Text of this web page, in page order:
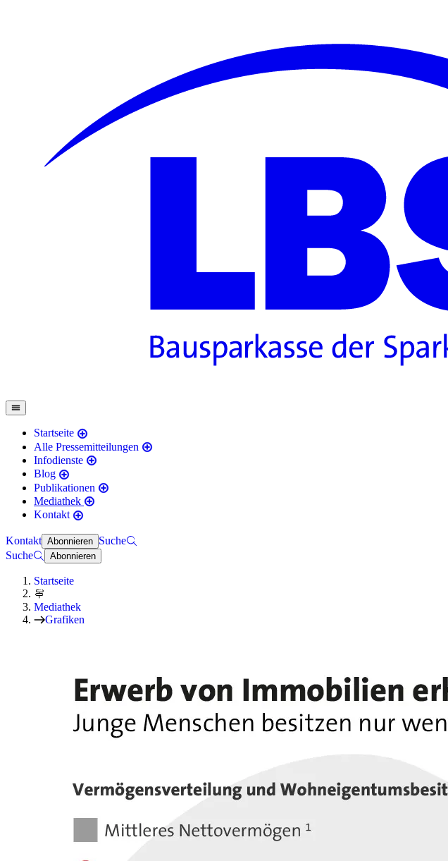
Startseite
Alle Pressemitteilungen
Infodienste
Blog
Publikationen
Mediathek
Kontakt
Kontakt Abonnieren Suche
Suche
Abonnieren
Startseite
Mediathek
Grafiken